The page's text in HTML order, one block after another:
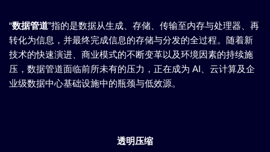
“数据管道”指的是数据从生成、存储、传输至内存与处理器、再
转化为信息，并最终完成信息的存储与分发的全过程。随着新
技术的快速演进、商业模式的不断变革以及环境因素的持续施
压，数据管道面临前所未有的压力，正在成为 AI、云计算及企
业级数据中心基础设施中的瓶颈与低效源。
透明压缩